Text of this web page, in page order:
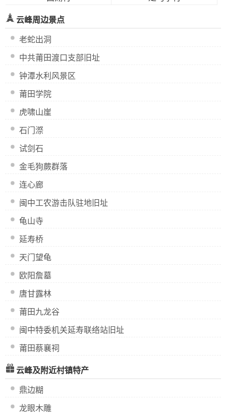
云峰周边景点
老蛇出洞
中共莆田渡口支部旧址
钟潭水利风景区
莆田学院
虎啸山崖
石门漈
试剑石
金毛狗蕨群落
连心廊
闽中工农游击队驻地旧址
龟山寺
延寿桥
天门望龟
欧阳詹墓
唐甘露林
莆田九龙谷
闽中特委机关延寿联络站旧址
莆田蔡襄祠
云峰及附近村镇特产
鼎边糊
龙眼木雕